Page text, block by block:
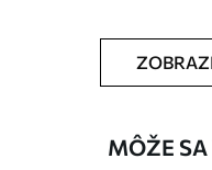
Dostupné materiály
ŠtandardMÔŽE